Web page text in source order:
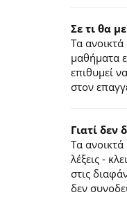
Σε τι θα
Τα
μαθήματα
επιθυμεί
στον
Γιατί δεν
Τα
λέξεις -
στις
δεν